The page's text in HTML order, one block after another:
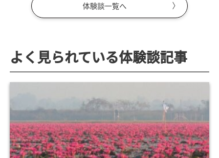
体験談一覧へ
よく見られている体験談記事